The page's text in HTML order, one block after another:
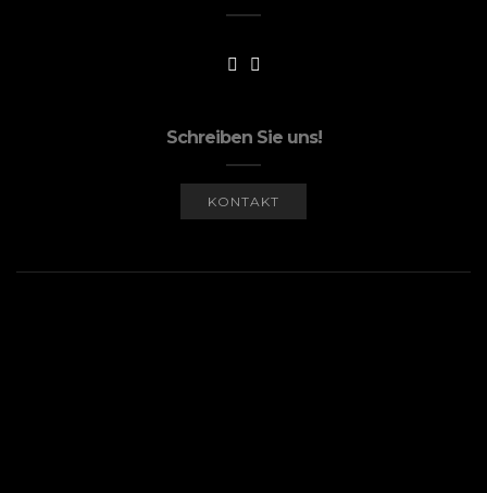
Schreiben Sie uns!
KONTAKT